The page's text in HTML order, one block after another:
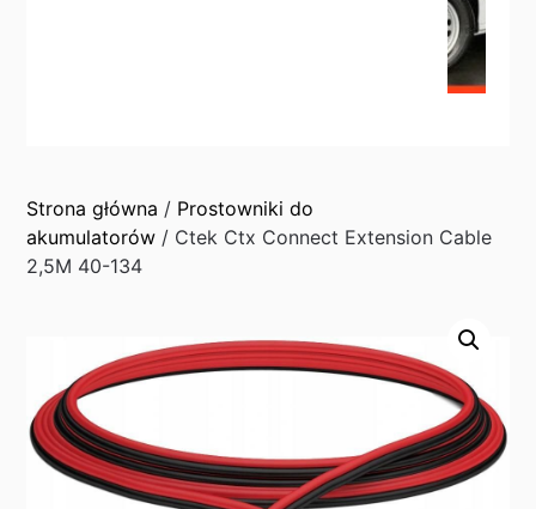
Strona główna / Prostowniki do
akumulatorów / Ctek Ctx Connect Extension Cable
2,5M 40-134